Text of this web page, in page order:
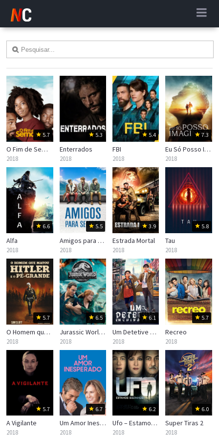
5.7
O Fim de Semana
2018
5.3
Enterrados
2018
5.4
FBI
2018
7.3
Eu Só Posso Imaginar
2018
6.6
Alfa
2018
5.5
Amigos para Sempre
2018
3.9
Estrada Mortal
2018
5.8
Tau
2018
5.7
O Homem que Matou Hitler e Depois o Pé Grande
2018
6.5
Jurassic World: Reino Ameaçado
2018
6.1
Um Detetive em Chinatown
2018
5.7
Recreo
2018
5.7
A Vigilante
2018
6.7
Um Amor Inesperado
2018
6.2
Ufo – Estamos Sozinhos?
2018
6.0
Super Tiras 2
2018